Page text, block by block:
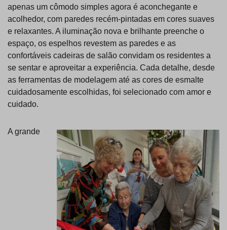
apenas um cômodo simples agora é aconchegante e
acolhedor, com paredes recém-pintadas em cores suaves
e relaxantes. A iluminação nova e brilhante preenche o
espaço, os espelhos revestem as paredes e as
confortáveis cadeiras de salão convidam os residentes a
se sentar e aproveitar a experiência. Cada detalhe, desde
as ferramentas de modelagem até as cores de esmalte
cuidadosamente escolhidas, foi selecionado com amor e
cuidado.
A grande